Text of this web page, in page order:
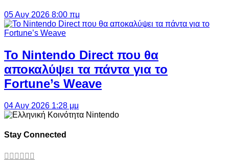
05 Αυγ 2026 8:00 πμ
Το Nintendo Direct που θα
αποκαλύψει τα πάντα για το
Fortune’s Weave
04 Αυγ 2026 1:28 μμ
Stay Connected